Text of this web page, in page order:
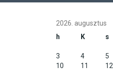
2026. augusztus
h
K s
3
4 5
10
11 12